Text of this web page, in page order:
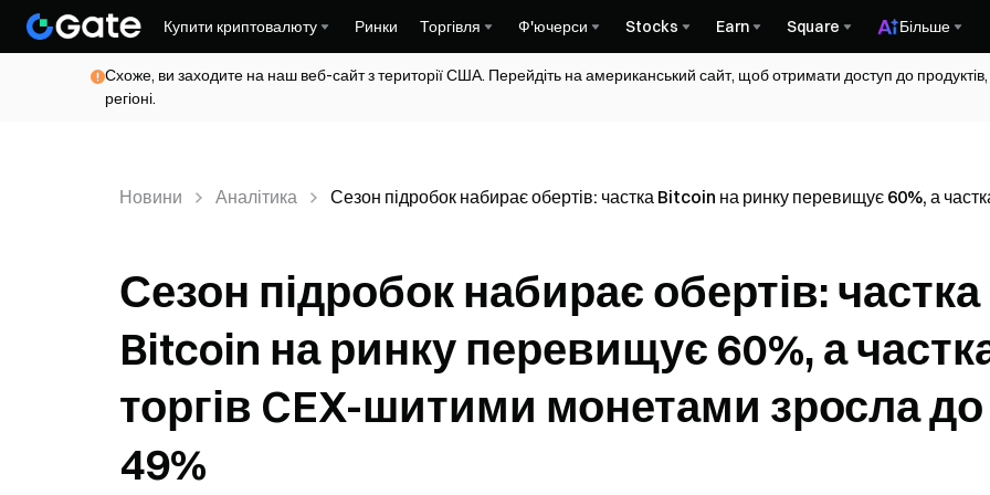
Купити криптовалюту Ринки Торгівля Ф'ючерси Stocks Earn Square Більше
Схоже, ви заходите на наш веб-сайт з території США. Перейдіть на американський сайт, щоб отримати доступ до
регіоні.
Новини Аналітика Сезон підробок набирає обертів: частка Bitcoin на ринку перевищує 60%, а
Сезон підробок набирає обертів: частка
Bitcoin на ринку перевищує 60%, а
торгів CEX-шитими монетами зросла до
49%